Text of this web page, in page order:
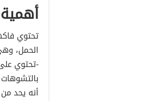
تحتوي
الحمل،
-تحتوي
أنه يحد من